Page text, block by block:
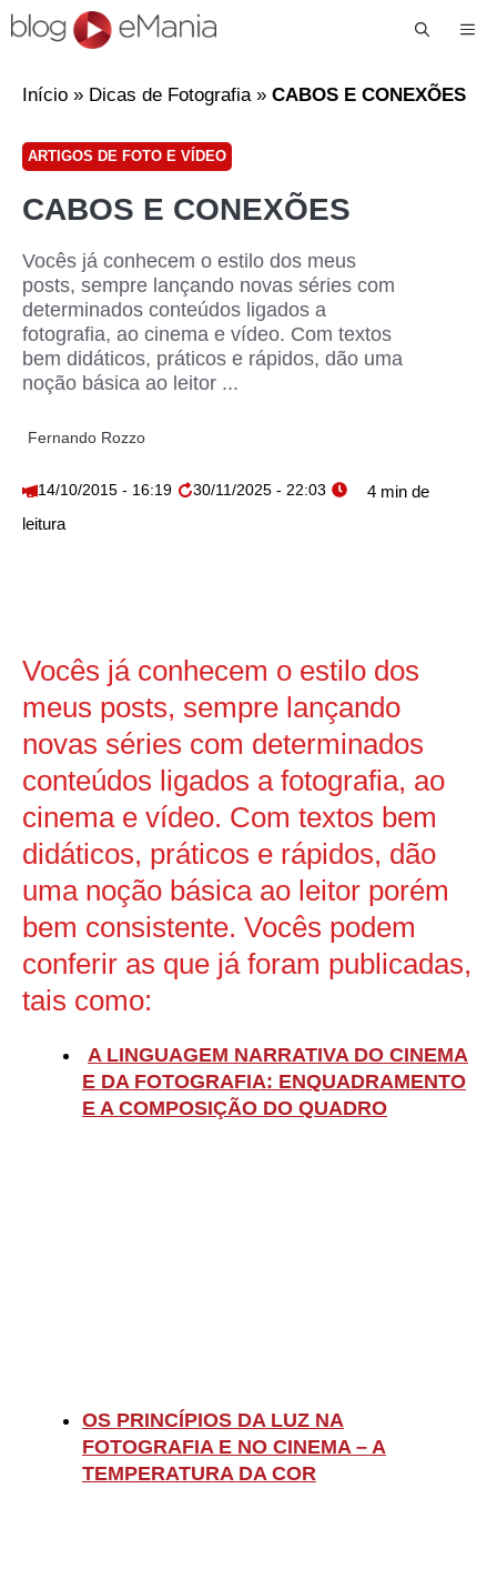
Início » Dicas de Fotografia» CABOS E CONEXÕES
ARTIGOS DE FOTO E VÍDEO
CABOS E CONEXÕES
Vocês já conhecem o estilo dos meus
posts, sempre lançando novas séries com
determinados conteúdos ligados a
fotografia, ao cinema e vídeo. Com textos
bem didáticos, práticos e rápidos, dão uma
noção básica ao leitor ...
Fernando Rozzo
14/10/2015 - 16:19 30/11/2025 - 22:03
Vocês já conhecem o estilo dos
meus posts, sempre lançando
novas séries com determinados
conteúdos ligados a fotografia, ao
cinema e vídeo. Com textos bem
didáticos, práticos e rápidos, dão
uma noção básica ao leitor porém
bem consistente. Vocês podem
conferir as que já foram publicadas,
tais como:
A LINGUAGEM NARRATIVA DO CINEMA
E DA FOTOGRAFIA: ENQUADRAMENTO
E A COMPOSIÇÃO DO QUADRO
OS PRINCÍPIOS DA LUZ NA
FOTOGRAFIA E NO CINEMA – A
TEMPERATURA DA COR